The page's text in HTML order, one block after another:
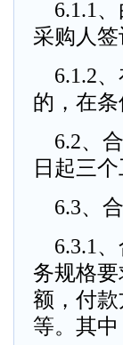
6.1.1、
采购人签
6.1.2、
的，在条
6.2、
日起三
6.3、合
6.3.1、
务规格
额，付
等。其中